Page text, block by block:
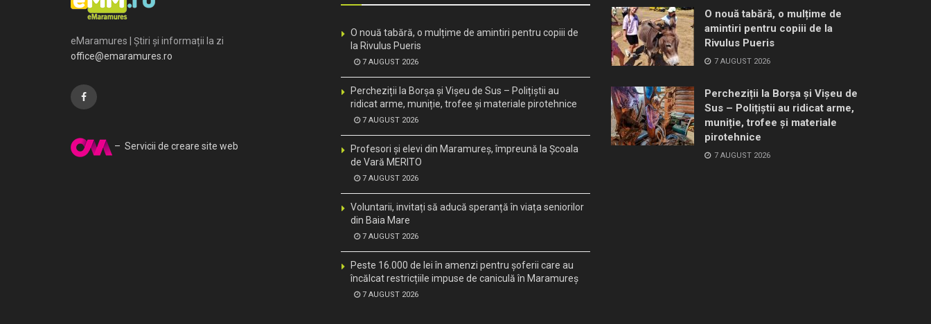
eMaramures | Știri și informații la zi
office@emaramures.ro
– Servicii de creare site web
O nouă tabără, o mulțime de amintiri pentru copiii de
la Rivulus Pueris
7 AUGUST 2026
Percheziții la Borșa și Vișeu de Sus – Polițiștii au
ridicat arme, muniție, trofee și materiale pirotehnice
7 AUGUST 2026
Profesori și elevi din Maramureș, împreună la Școala
de Vară MERITO
7 AUGUST 2026
Voluntarii, invitați să aducă speranță în viața seniorilor
din Baia Mare
7 AUGUST 2026
Peste 16.000 de lei în amenzi pentru șoferii care au
încălcat restricțiile impuse de caniculă în Maramureș
7 AUGUST 2026
O nouă tabără, o mulțime de
amintiri pentru copiii de la
Rivulus Pueris
7 AUGUST 2026
Percheziții la Borșa și Vișeu de
Sus – Polițiștii au ridicat arme,
muniție, trofee și materiale
pirotehnice
7 AUGUST 2026